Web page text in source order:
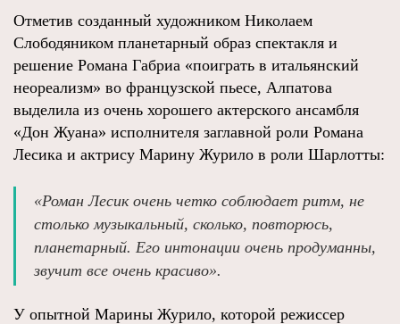
Отметив созданный художником Николаем
Слободяником планетарный образ спектакля и
решение Романа Габриа «поиграть в итальянский
неореализм» во французской пьесе, Алпатова
выделила из очень хорошего актерского ансамбля
«Дон Жуана» исполнителя заглавной роли Романа
Лесика и актрису Марину Журило в роли Шарлотты:
«Роман Лесик очень четко соблюдает ритм, не
столько музыкальный, сколько, повторюсь,
планетарный. Его интонации очень продуманны,
звучит все очень красиво».
У опытной Марины Журило, которой режиссер